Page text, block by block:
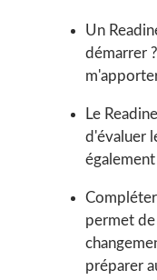
Un
démarrer
Le
d'évaluer
Compléter
permet
préparer